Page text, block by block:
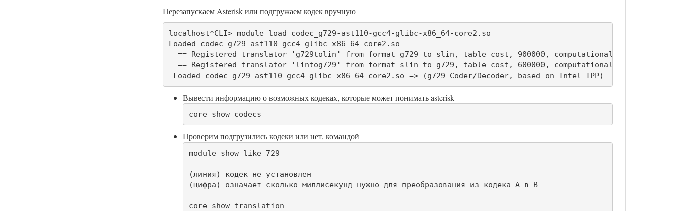
Перезапускаем Asterisk или подгружаем кодек вручную
localhost*CLI> module load codec_g729-ast110-gcc4-glibc-x86_64-core2.so
Loaded codec_g729-ast110-gcc4-glibc-x86_64-core2.so
  == Registered translator 'g729tolin' from format g729 to slin, table cost, 900000, computational cost 1000
  == Registered translator 'lintog729' from format slin to g729, table cost, 600000, computational cost 4000
Loaded codec_g729-ast110-gcc4-glibc-x86_64-core2.so => (g729 Coder/Decoder, based on Intel IPP)
Вывести информацию о возможных кодеках, которые может понимать asterisk
core show codecs
Проверим подгрузились кодеки или нет, командой
module show like 729
(линия) кодек не установлен
(цифра) означает сколько миллисекунд нужно для преобразования из кодека А в B
core show translation